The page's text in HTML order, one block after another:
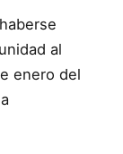
al
enero del